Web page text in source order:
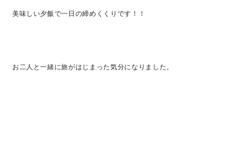
美味しい夕飯で一日の締めくくりです！！
お二人と一緒に旅がはじまった気分になりました。